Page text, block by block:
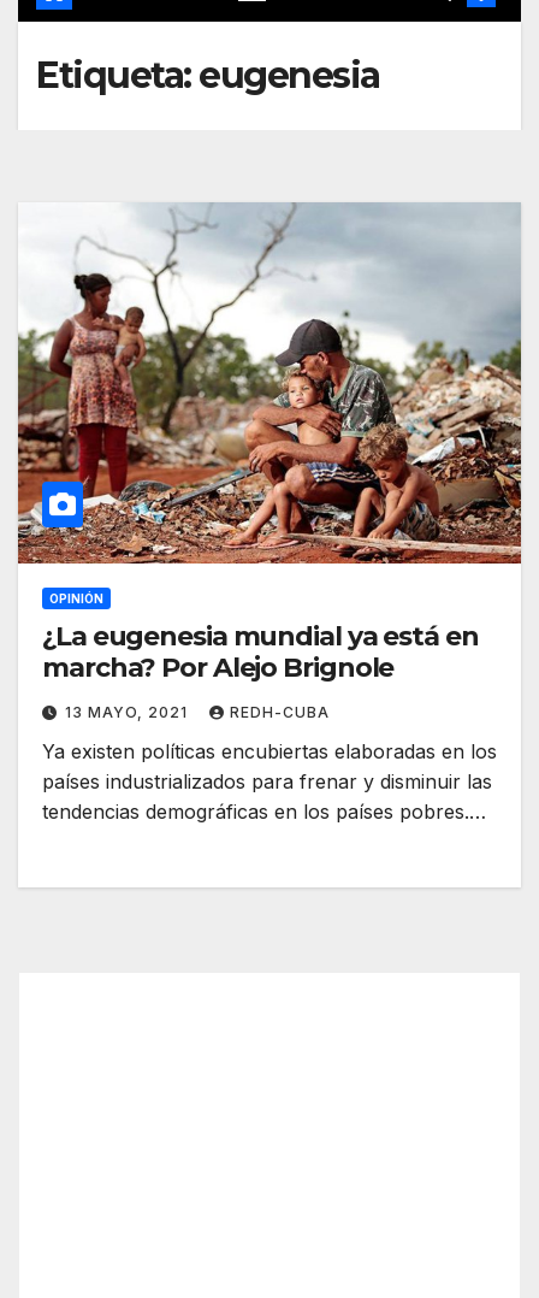
Etiqueta:eugenesia
OPINIÓN
¿La eugenesia mundial ya está en
marcha? Por Alejo Brignole
13 MAYO, 2021 REDH-CUBA
Ya existen políticas encubiertas elaboradas en los
países industrializados para frenar y disminuir las
tendencias demográficas en los países pobres.…